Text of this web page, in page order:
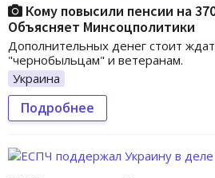
Кому повысили пенсии на
Объясняет Минсоцполитики
Дополнительных денег стоит
"чернобыльцам" и ветеранам.
Украина
Подробнее